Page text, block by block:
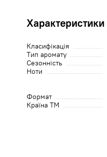
Характеристики
Класифікація
Тип аромату
Сезонність
Ноти
Формат
Країна ТМ